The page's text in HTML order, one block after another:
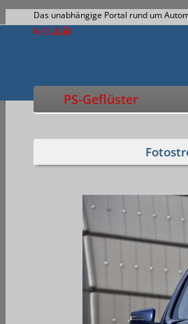
Das unabhängige Portal rund um
PS-Geflüster